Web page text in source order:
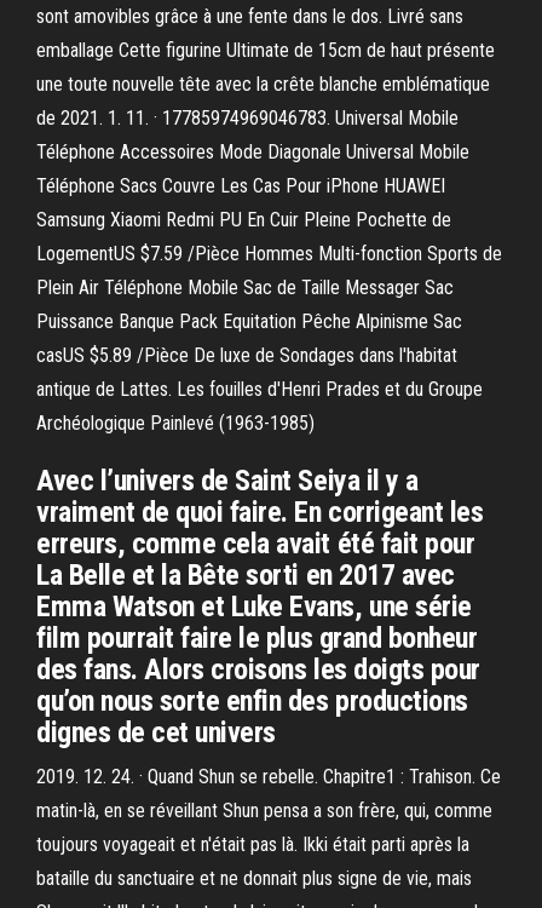
sont amovibles grâce à une fente dans le dos. Livré sans
emballage Cette figurine Ultimate de 15cm de haut présente
une toute nouvelle tête avec la crête blanche emblématique
de 2021. 1. 11. · 17785974969046783. Universal Mobile
Téléphone Accessoires Mode Diagonale Universal Mobile
Téléphone Sacs Couvre Les Cas Pour iPhone HUAWEI
Samsung Xiaomi Redmi PU En Cuir Pleine Pochette de
LogementUS $7.59 /Pièce Hommes Multi-fonction Sports de
Plein Air Téléphone Mobile Sac de Taille Messager Sac
Puissance Banque Pack Equitation Pêche Alpinisme Sac
casUS $5.89 /Pièce De luxe de Sondages dans l'habitat
antique de Lattes. Les fouilles d'Henri Prades et du Groupe
Archéologique Painlevé (1963-1985)
Avec l’univers de Saint Seiya il y a
vraiment de quoi faire. En corrigeant les
erreurs, comme cela avait été fait pour
La Belle et la Bête sorti en 2017 avec
Emma Watson et Luke Evans, une série
film pourrait faire le plus grand bonheur
des fans. Alors croisons les doigts pour
qu’on nous sorte enfin des productions
dignes de cet univers
2019. 12. 24. · Quand Shun se rebelle. Chapitre1 : Trahison. Ce
matin-là, en se réveillant Shun pensa a son frère, qui, comme
toujours voyageait et n'était pas là. Ikki était parti après la
bataille du sanctuaire et ne donnait plus signe de vie, mais